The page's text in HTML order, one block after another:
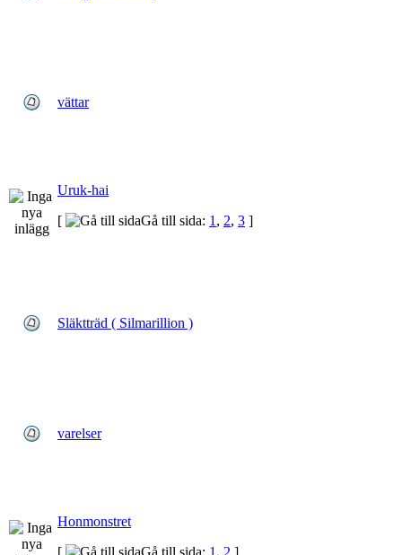
vättar
Uruk-hai
[
Gå till sida: 1 , 2, 3 ]
Släktträd ( Silmarillion )
varelser
Honmonstret
[
Gå till sida: 1 , 2 ]